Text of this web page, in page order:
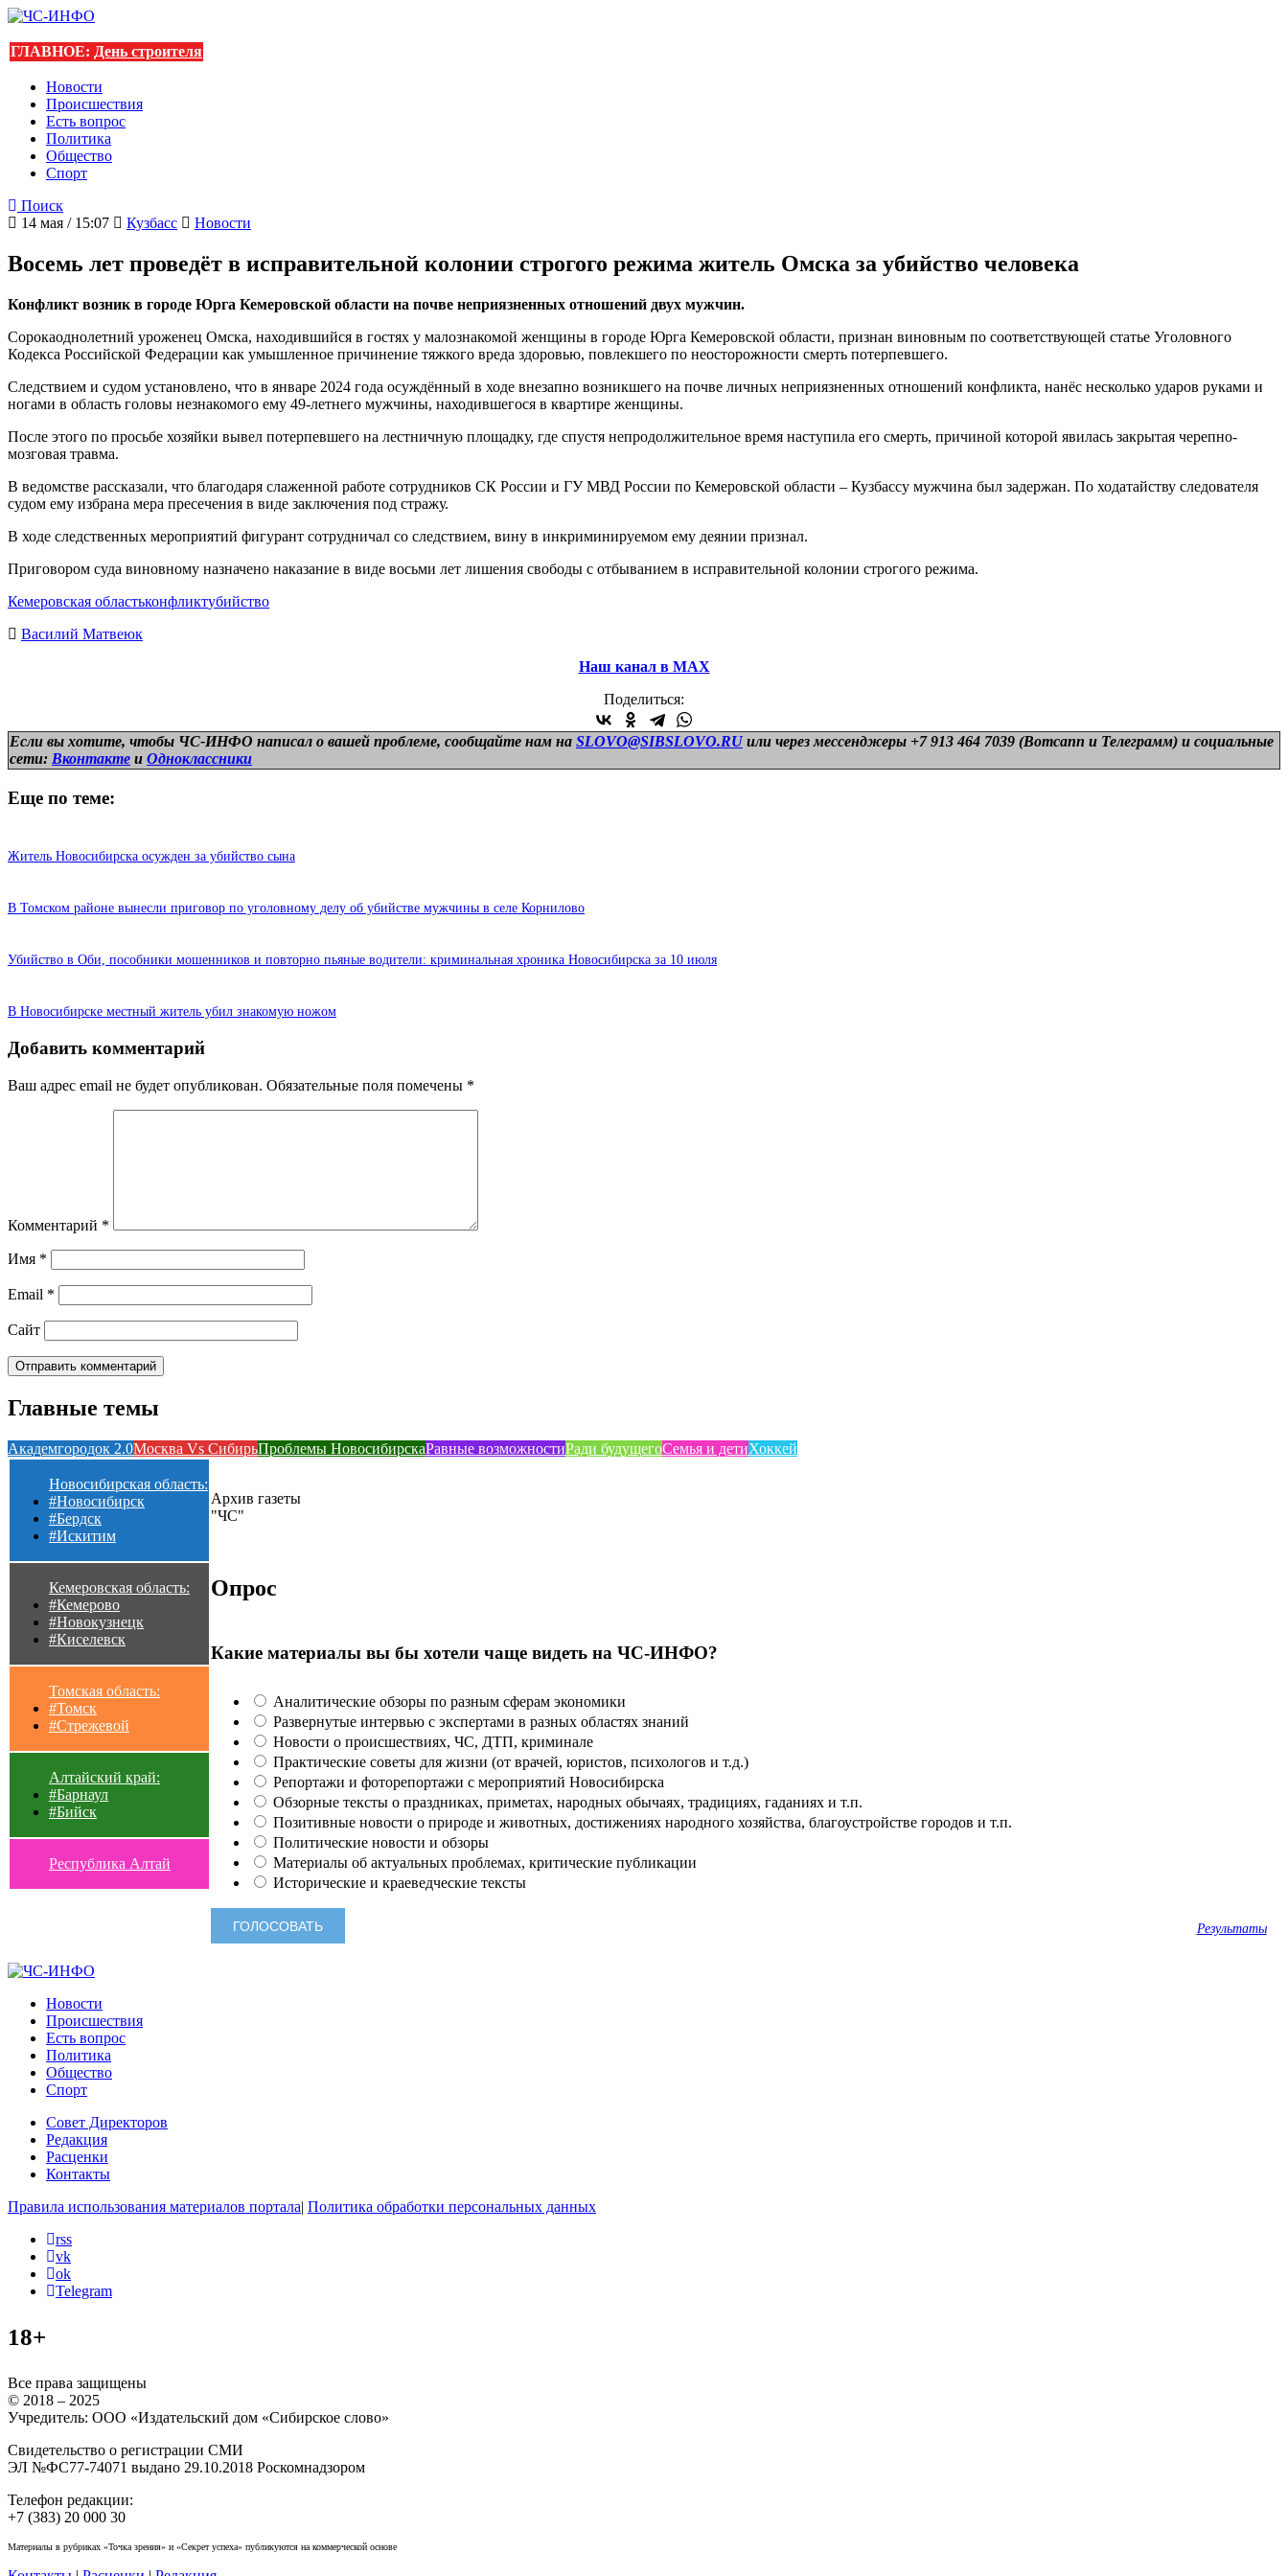
ГЛАВНОЕ: День строителя
Новости
Происшествия
Есть вопрос
Политика
Общество
Спорт
Поиск
14 мая / 15:07
Кузбасс Новости
Восемь лет проведёт в исправительной колонии строгого режима житель Омска за убийство человека
Конфликт возник в городе Юрга Кемеровской области на почве неприязненных отношений двух мужчин.
Сорокаоднолетний уроженец Омска, находившийся в гостях у малознакомой женщины в городе Юрга Кемеровской области, признан виновным по соответствующей статье Уголовного
Кодекса Российской Федерации как умышленное причинение тяжкого вреда здоровью, повлекшего по неосторожности смерть потерпевшего.
Следствием и судом установлено, что в январе 2024 года осуждённый в ходе внезапно возникшего на почве личных неприязненных отношений конфликта, нанёс несколько ударов руками и
ногами в область головы незнакомого ему 49-летнего мужчины, находившегося в квартире женщины.
После этого по просьбе хозяйки вывел потерпевшего на лестничную площадку, где спустя непродолжительное время наступила его смерть, причиной которой явилась закрытая черепно-
мозговая травма.
В ведомстве рассказали, что благодаря слаженной работе сотрудников СК России и ГУ МВД России по Кемеровской области – Кузбассу мужчина был задержан. По ходатайству следователя
судом ему избрана мера пресечения в виде заключения под стражу.
В ходе следственных мероприятий фигурант сотрудничал со следствием, вину в инкриминируемом ему деянии признал.
Приговором суда виновному назначено наказание в виде восьми лет лишения свободы с отбыванием в исправительной колонии строгого режима.
Кемеровская областьконфликтубийство
Василий Матвеюк
Наш канал в МАХ
Поделиться:
Если вы хотите, чтобы ЧС-ИНФО написал о вашей проблеме, сообщайте нам на SLOVO@SIBSLOVO.RU или через мессенджеры +7 913 464 7039 (Вотсапп и Телеграмм) и социальные
сети: Вконтакте и Одноклассники
Еще по теме:
Житель Новосибирска осужден за убийство сына
В Томском районе вынесли приговор по уголовному делу об убийстве мужчины в селе Корнилово
Убийство в Оби, пособники мошенников и повторно пьяные водители: криминальная хроника Новосибирска за 10 июля
В Новосибирске местный житель убил знакомую ножом
Добавить комментарий
Ваш адрес email не будет опубликован. Обязательные поля помечены *
Комментарий *
Имя *
Email *
Сайт
Главные темы
Академгородок 2.0Москва Vs СибирьПроблемы НовосибирскаРавные возможностиРади будущегоСемья и детиХоккей
Новосибирская область:
#Новосибирск
#Бердск
#Искитим
Кемеровская область:
#Кемерово
#Новокузнецк
#Киселевск
Томская область:
#Томск
#Стрежевой
Алтайский край:
#Барнаул
#Бийск
Республика Алтай
Архив газеты
"ЧС"
Опрос
Какие материалы вы бы хотели чаще видеть на ЧС-ИНФО?
Аналитические обзоры по разным сферам экономики
Развернутые интервью с экспертами в разных областях знаний
Новости о происшествиях, ЧС, ДТП, криминале
Практические советы для жизни (от врачей, юристов, психологов и т.д.)
Репортажи и фоторепортажи с мероприятий Новосибирска
Обзорные тексты о праздниках, приметах, народных обычаях, традициях, гаданиях и т.п.
Позитивные новости о природе и животных, достижениях народного хозяйства, благоустройстве городов и т.п.
Политические новости и обзоры
Материалы об актуальных проблемах, критические публикации
Исторические и краеведческие тексты
Результаты
Новости
Происшествия
Есть вопрос
Политика
Общество
Спорт
Совет Директоров
Редакция
Расценки
Контакты
Правила использования материалов портала| Политика обработки персональных данных
rss
vk
ok
Telegram
18+
Все права защищены
© 2018 – 2025
Учредитель: ООО «Издательский дом «Сибирское слово»
Свидетельство о регистрации СМИ
ЭЛ №ФС77-74071 выдано 29.10.2018 Роскомнадзором
Телефон редакции:
+7 (383) 20 000 30
Материалы в рубриках «Точка зрения» и «Секрет успеха» публикуются на коммерческой основе